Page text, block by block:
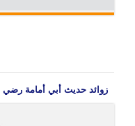
زوائد حديث أبي أمامة رضي